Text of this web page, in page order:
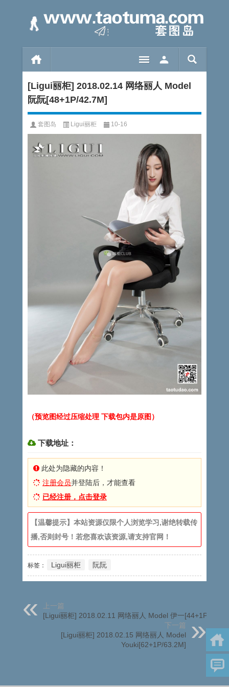
[Ligui丽柜] 2018.02.14 网络丽人 Model
阮阮[48+1P/42.7M]
套图岛 Ligui丽柜 10-16
（预览图经过压缩处理 下载包内是原图）
下载地址：
此处为隐藏的内容！
注册会员并登陆后，才能查看
已经注册，点击登录
【温馨提示】本站资源仅限个人浏览学习,谢绝转载传
播,否则封号！若您喜欢该资源,请支持官网！
标签： Ligui丽柜 阮阮
上一篇
[Ligui丽柜] 2018.02.11 网络丽人 Model 伊一[44+1P/41M]
下一篇
[Ligui丽柜] 2018.02.15 网络丽人 Model
Youki[62+1P/63.2M]